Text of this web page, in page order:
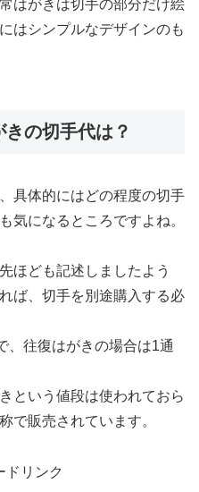
はがきは切手の部分だけ絵
はシンプルなデザインのも
の切手代は？
具体的にはどの程度の切手
気になるところですよね。
ほども記述しましたよう
ば、切手を別途購入する必
、往復はがきの場合は1通
という値段は使われておら
で販売されています。
ドリンク